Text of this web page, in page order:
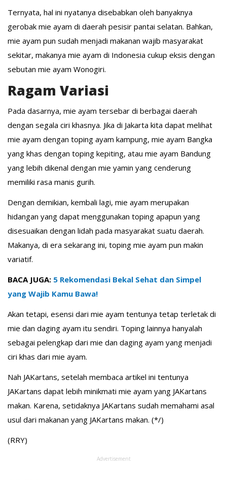
Ternyata, hal ini nyatanya disebabkan oleh banyaknya
gerobak mie ayam di daerah pesisir pantai selatan. Bahkan,
mie ayam pun sudah menjadi makanan wajib masyarakat
sekitar, makanya mie ayam di Indonesia cukup eksis dengan
sebutan mie ayam Wonogiri.
Ragam Variasi
Pada dasarnya, mie ayam tersebar di berbagai daerah
dengan segala ciri khasnya. Jika di Jakarta kita dapat melihat
mie ayam dengan toping ayam kampung, mie ayam Bangka
yang khas dengan toping kepiting, atau mie ayam Bandung
yang lebih dikenal dengan mie yamin yang cenderung
memiliki rasa manis gurih.
Dengan demikian, kembali lagi, mie ayam merupakan
hidangan yang dapat menggunakan toping apapun yang
disesuaikan dengan lidah pada masyarakat suatu daerah.
Makanya, di era sekarang ini, toping mie ayam pun makin
variatif.
BACA JUGA: 5 Rekomendasi Bekal Sehat dan Simpel
yang Wajib Kamu Bawa!
Akan tetapi, esensi dari mie ayam tentunya tetap terletak di
mie dan daging ayam itu sendiri. Toping lainnya hanyalah
sebagai pelengkap dari mie dan daging ayam yang menjadi
ciri khas dari mie ayam.
Nah JAKartans, setelah membaca artikel ini tentunya
JAKartans dapat lebih minikmati mie ayam yang JAKartans
makan. Karena, setidaknya JAKartans sudah memahami asal
usul dari makanan yang JAKartans makan. (*/)
(RRY)
Advertisement